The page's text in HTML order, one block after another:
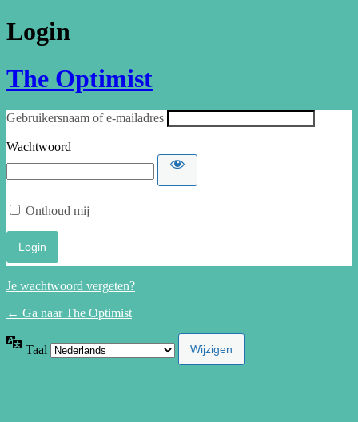
Login
The Optimist
Gebruikersnaam of e-mailadres
Wachtwoord
Onthoud mij
Je wachtwoord vergeten?
← Ga naar The Optimist
Taal